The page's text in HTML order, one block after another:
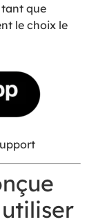
que
le choix le